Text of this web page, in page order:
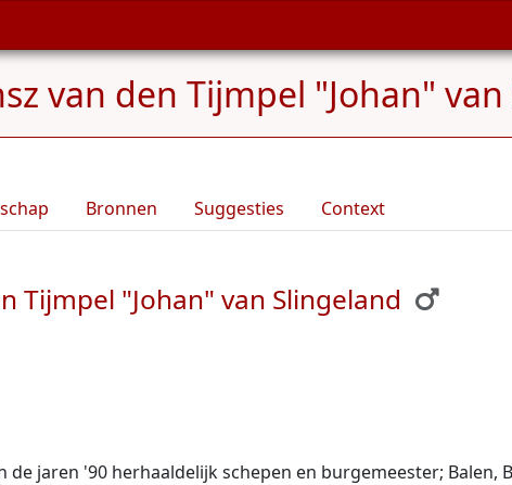
van den Tijmpel "Johan"
Bronnen Suggesties Context
Tijmpel "Johan" van Slingeland
de jaren '90 herhaaldelijk schepen en burgemeester;